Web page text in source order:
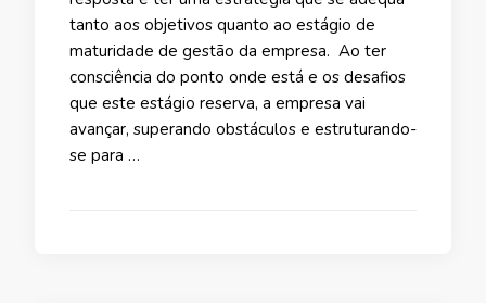
tanto aos objetivos quanto ao estágio de
maturidade de gestão da empresa. Ao ter
consciência do ponto onde está e os desafios
que este estágio reserva, a empresa vai
avançar, superando obstáculos e estruturando-
se para …